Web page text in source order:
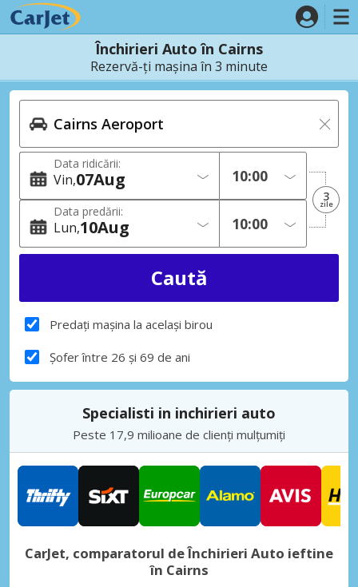
Închirieri Auto în Cairns
Rezervă-ți mașina în 3 minute
Data ridicării:
Vin 07Aug
Data predării:
Lun 10Aug
3
zile
Predați mașina la același birou
Șofer între 26 și 69 de ani
Specialisti in inchirieri auto
Peste 17,9 milioane de clienți mulțumiți
CarJet, comparatorul de Închirieri Auto ieftine
în Cairns